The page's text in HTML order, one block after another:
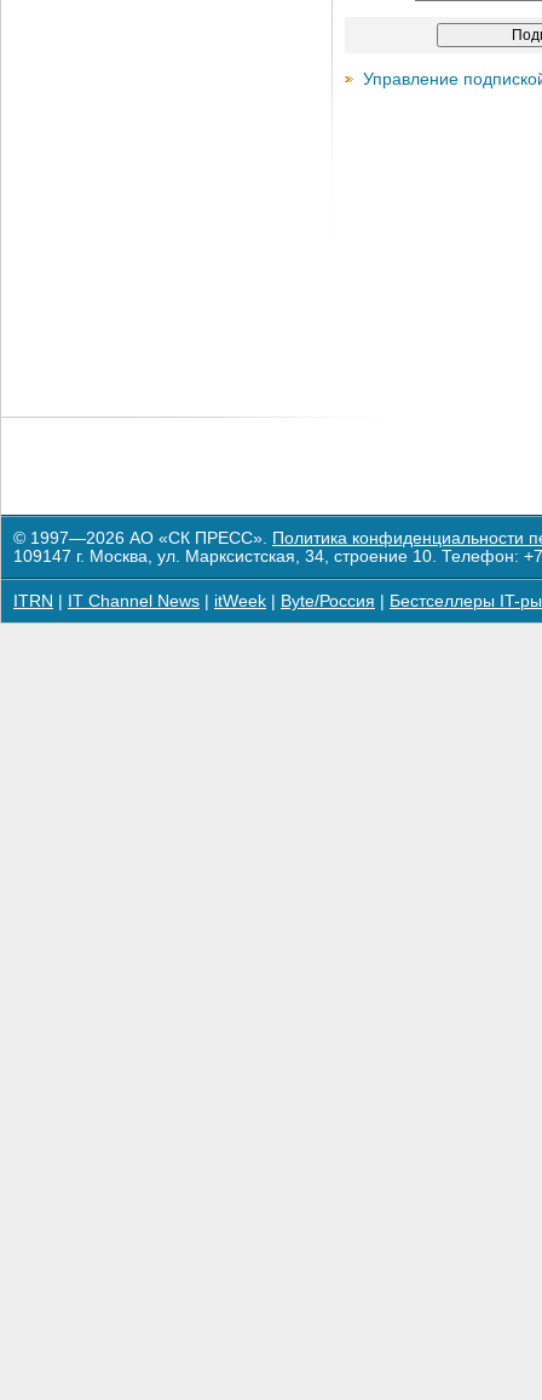
Управление
© 1997—2026 АО «СК ПРЕСС». Политика конфиденциальности
109147 г. Москва, ул. Марксистская, 34, строение 10. Телефон:
ITRN IT Channel News itWeek Byte/Россия Бестселлеры IT-